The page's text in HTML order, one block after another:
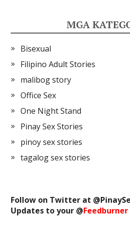
MGA
Bisexual
Filipino Adult Stories
malibog story
Office Sex
One Night Stand
Pinay Sex Stories
pinoy sex stories
tagalog sex stories
Follow on Twitter at @
Updates to your @Feedburner